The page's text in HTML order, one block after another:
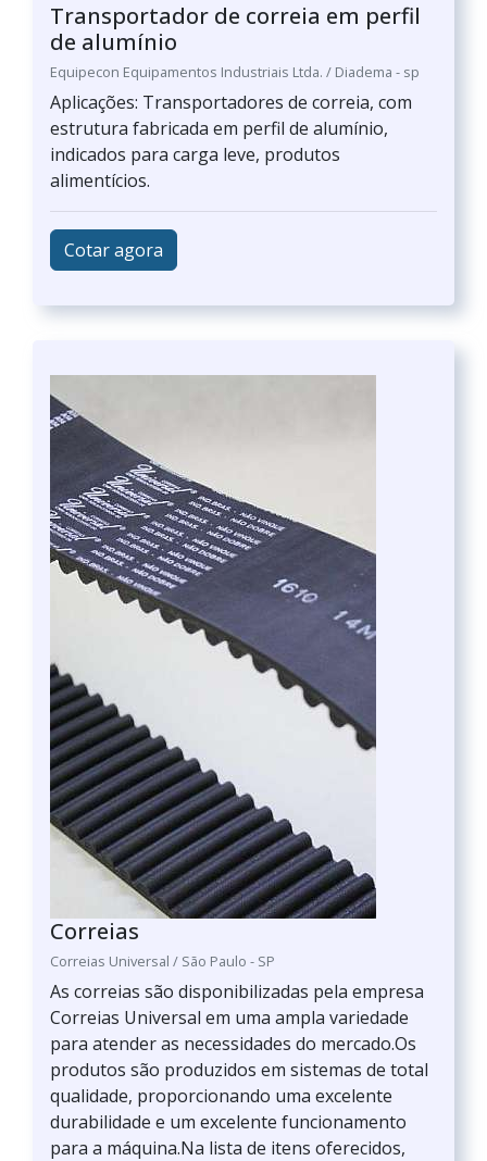
Transportador de correia em perfil
de alumínio
Equipecon Equipamentos Industriais Ltda. / Diadema - sp
Aplicações: Transportadores de correia, com
estrutura fabricada em perfil de alumínio,
indicados para carga leve, produtos
alimentícios.
Cotar agora
Correias
Correias Universal / São Paulo - SP
As correias são disponibilizadas pela empresa
Correias Universal em uma ampla variedade
para atender as necessidades do mercado.Os
produtos são produzidos em sistemas de total
qualidade, proporcionando uma excelente
durabilidade e um excelente funcionamento
para a máquina.Na lista de itens oferecidos,